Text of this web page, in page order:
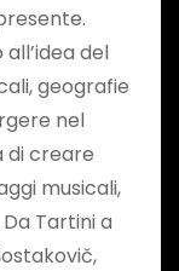
del
geografie
nel
creare
musicali,
Tartini a